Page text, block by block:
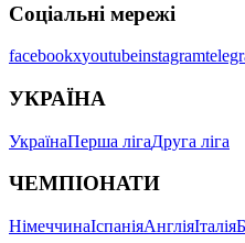
Соціальні мережі
facebookxyoutubeinstagram
УКРАЇНА
УкраїнаПерша лігаДруга ліга
ЧЕМПІОНАТИ
НімеччинаІспаніяАнгліяІталія